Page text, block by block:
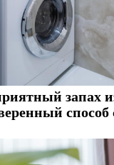
запах
способ